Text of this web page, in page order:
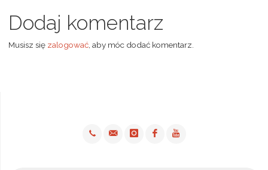
Dodaj komentarz
Musisz się zalogować, aby móc dodać komentarz.